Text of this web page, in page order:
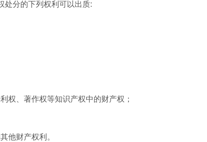
处分的下列权利可以出质:
权、著作权等知识产权中的财产权；
他财产权利。